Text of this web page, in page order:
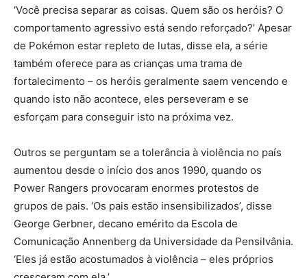
‘Você precisa separar as coisas. Quem são os heróis? O
comportamento agressivo está sendo reforçado?’ Apesar
de Pokémon estar repleto de lutas, disse ela, a série
também oferece para as crianças uma trama de
fortalecimento – os heróis geralmente saem vencendo e
quando isto não acontece, eles perseveram e se
esforçam para conseguir isto na próxima vez.
Outros se perguntam se a tolerância à violência no país
aumentou desde o início dos anos 1990, quando os
Power Rangers provocaram enormes protestos de
grupos de pais. ‘Os pais estão insensibilizados’, disse
George Gerbner, decano emérito da Escola de
Comunicação Annenberg da Universidade da Pensilvânia.
‘Eles já estão acostumados à violência – eles próprios